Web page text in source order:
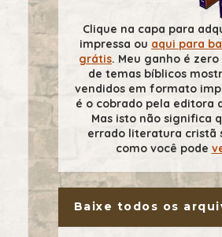
Clique na capa para
impressa ou aqui para
grátis. Meu ganho é
de temas bíblicos
vendidos em formato
é o cobrado pela editora
Mas isto não significa
errado literatura cristã
como você pode
Baixe todos os